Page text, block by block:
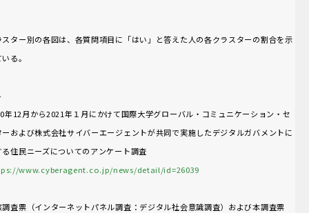
スター別の各図は、各質問項目に「はい」と答えた人の各クラスターの割合を示
る。
年12月から2021年１月にかけて国際大学グローバル・コミュニケーション・セ
ーおよび株式会社サイバーエージェントが共同で実施したデジタルガバメントに
る住民ニーズについてのアンケート調査
www.cyberagent.co.jp/news/detail/id=26039
調査票（インターネットパネル調査：デジタル社会意識調査）および本調査票